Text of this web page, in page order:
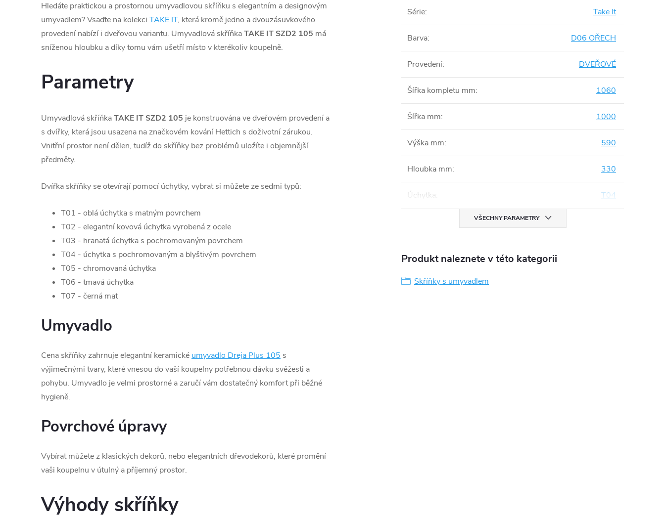
Hledáte praktickou a prostornou umyvadlovou skříňku s elegantním a designovým
umyvadlem? Vsaďte na kolekci TAKE IT, která kromě jedno a dvouzásuvkového
provedení nabízí i dveřovou variantu. Umyvadlová skříňkaTAKE IT SZD2 105 má
sníženou hloubku a díky tomu vám ušetří místo v kterékoliv koupelně.
Parametry
Umyvadlová skříňkaTAKE IT SZD2 105 je konstruována ve dveřovém provedení a
s dvířky, která jsou usazena na značkovém kování Hettich s doživotní zárukou.
Vnitřní prostor není dělen, tudíž do skříňky bez problémů uložíte i objemnější
předměty.
Dvířka skříňky se otevírají pomocí úchytky, vybrat si můžete ze sedmi typů:
T01 - oblá úchytka s matným povrchem
T02 - elegantní kovová úchytka vyrobená z ocele
T03 - hranatá úchytka s pochromovaným povrchem
T04 - úchytka s pochromovaným a blyštivým povrchem
T05 - chromovaná úchytka
T06 - tmavá úchytka
T07 - černá mat
Umyvadlo
Cena skříňky zahrnuje elegantní keramické umyvadlo Dreja Plus 105 s
výjimečnými tvary, které vnesou do vaší koupelny potřebnou dávku svěžesti a
pohybu. Umyvadlo je velmi prostorné a zaručí vám dostatečný komfort při běžné
hygieně.
Povrchové úpravy
Vybírat můžete z klasických dekorů, nebo elegantních dřevodekorů, které promění
vaši koupelnu v útulný a příjemný prostor.
Výhody skříňky
Série: Take It
Barva: D06 OŘECH
Provedení: DVEŘOVÉ
Šířka kompletu mm: 1060
Šířka mm: 1000
Výška mm: 590
Hloubka mm: 330
Úchytka: T04
VŠECHNY PARAMETRY
Produkt naleznete v této kategorii
Skříňky s umyvadlem